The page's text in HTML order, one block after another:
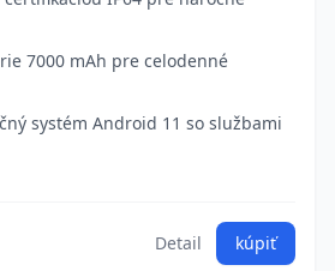
7000 mAh pre celodenné
systém Android 11 so službami
Detail kúpiť